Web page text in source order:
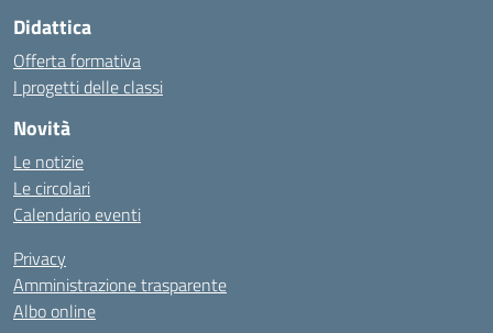
Didattica
Offerta formativa
I progetti delle classi
Novità
Le notizie
Le circolari
Calendario eventi
Privacy
Amministrazione trasparente
Albo online